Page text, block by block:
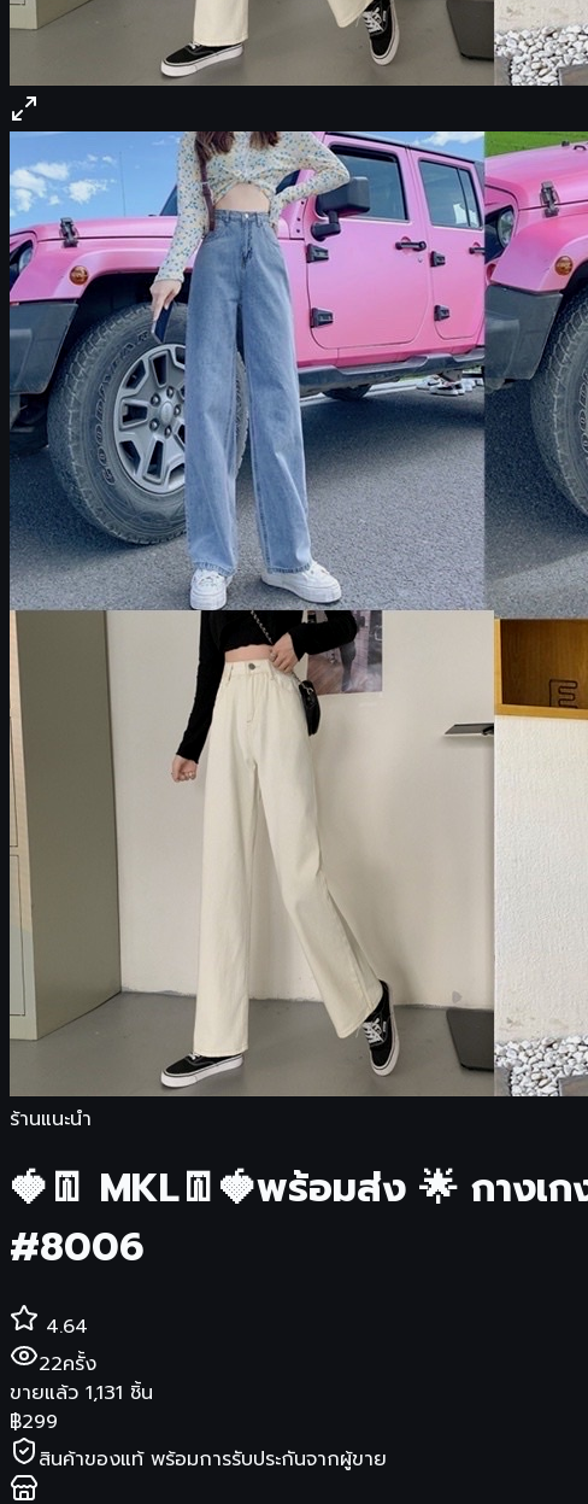
ร้านแนะนำ
🍓👖 MKL👖🍓พร้อมส่ง 🌟 กางเ
#8006
4.64
22ครั้ง
ขายแล้ว 1,131 ชิ้น
฿299
สินค้าของแท้ พร้อมการรับประกันจากผู้ขาย